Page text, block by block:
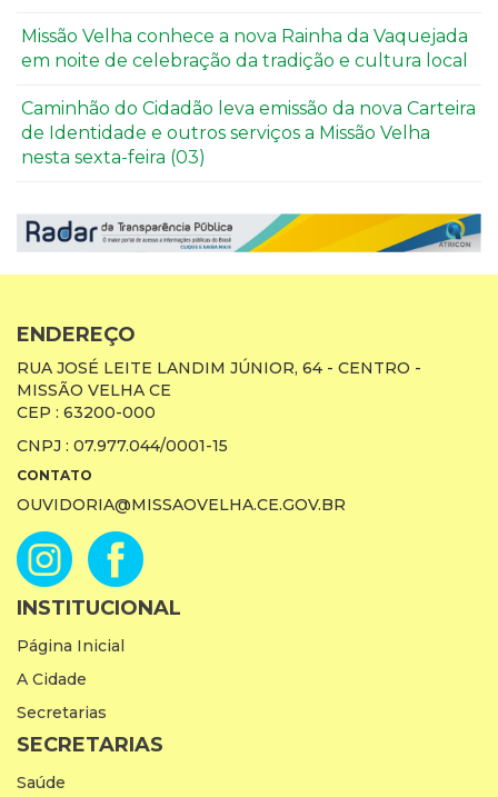
Missão Velha conhece a nova Rainha da Vaquejada
em noite de celebração da tradição e cultura local
Caminhão do Cidadão leva emissão da nova Carteira
de Identidade e outros serviços a Missão Velha
nesta sexta-feira (03)
ENDEREÇO
RUA JOSÉ LEITE LANDIM JÚNIOR, 64 - CENTRO -
MISSÃO VELHA CE
CEP : 63200-000
CNPJ : 07.977.044/0001-15
CONTATO
OUVIDORIA@MISSAOVELHA.CE.GOV.BR
INSTITUCIONAL
Página Inicial
A Cidade
Secretarias
SECRETARIAS
Saúde